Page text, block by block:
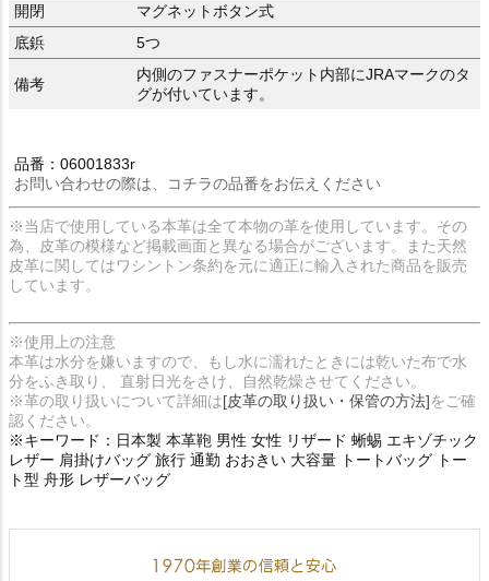
開閉
マグネットボタン式
底鋲
5つ
備考
内側のファスナーポケット内部にJRAマークのタ
グが付いています。
品番：06001833r
お問い合わせの際は、コチラの品番をお伝えください
※当店で使用している本革は全て本物の革を使用しています。その
為、皮革の模様など掲載画面と異なる場合がございます。また天然
皮革に関してはワシントン条約を元に適正に輸入された商品を販売
しています。
※使用上の注意
本革は水分を嫌いますので、もし水に濡れたときには乾いた布で水
分をふき取り、 直射日光をさけ、自然乾燥させてください。
※革の取り扱いについて詳細は[皮革の取り扱い・保管の方法]をご確
認ください。
※キーワード：日本製 本革鞄 男性 女性 リザード 蜥蜴 エキゾチック
レザー 肩掛けバッグ 旅行 通勤 おおきい 大容量 トートバッグ トー
ト型 舟形 レザーバッグ